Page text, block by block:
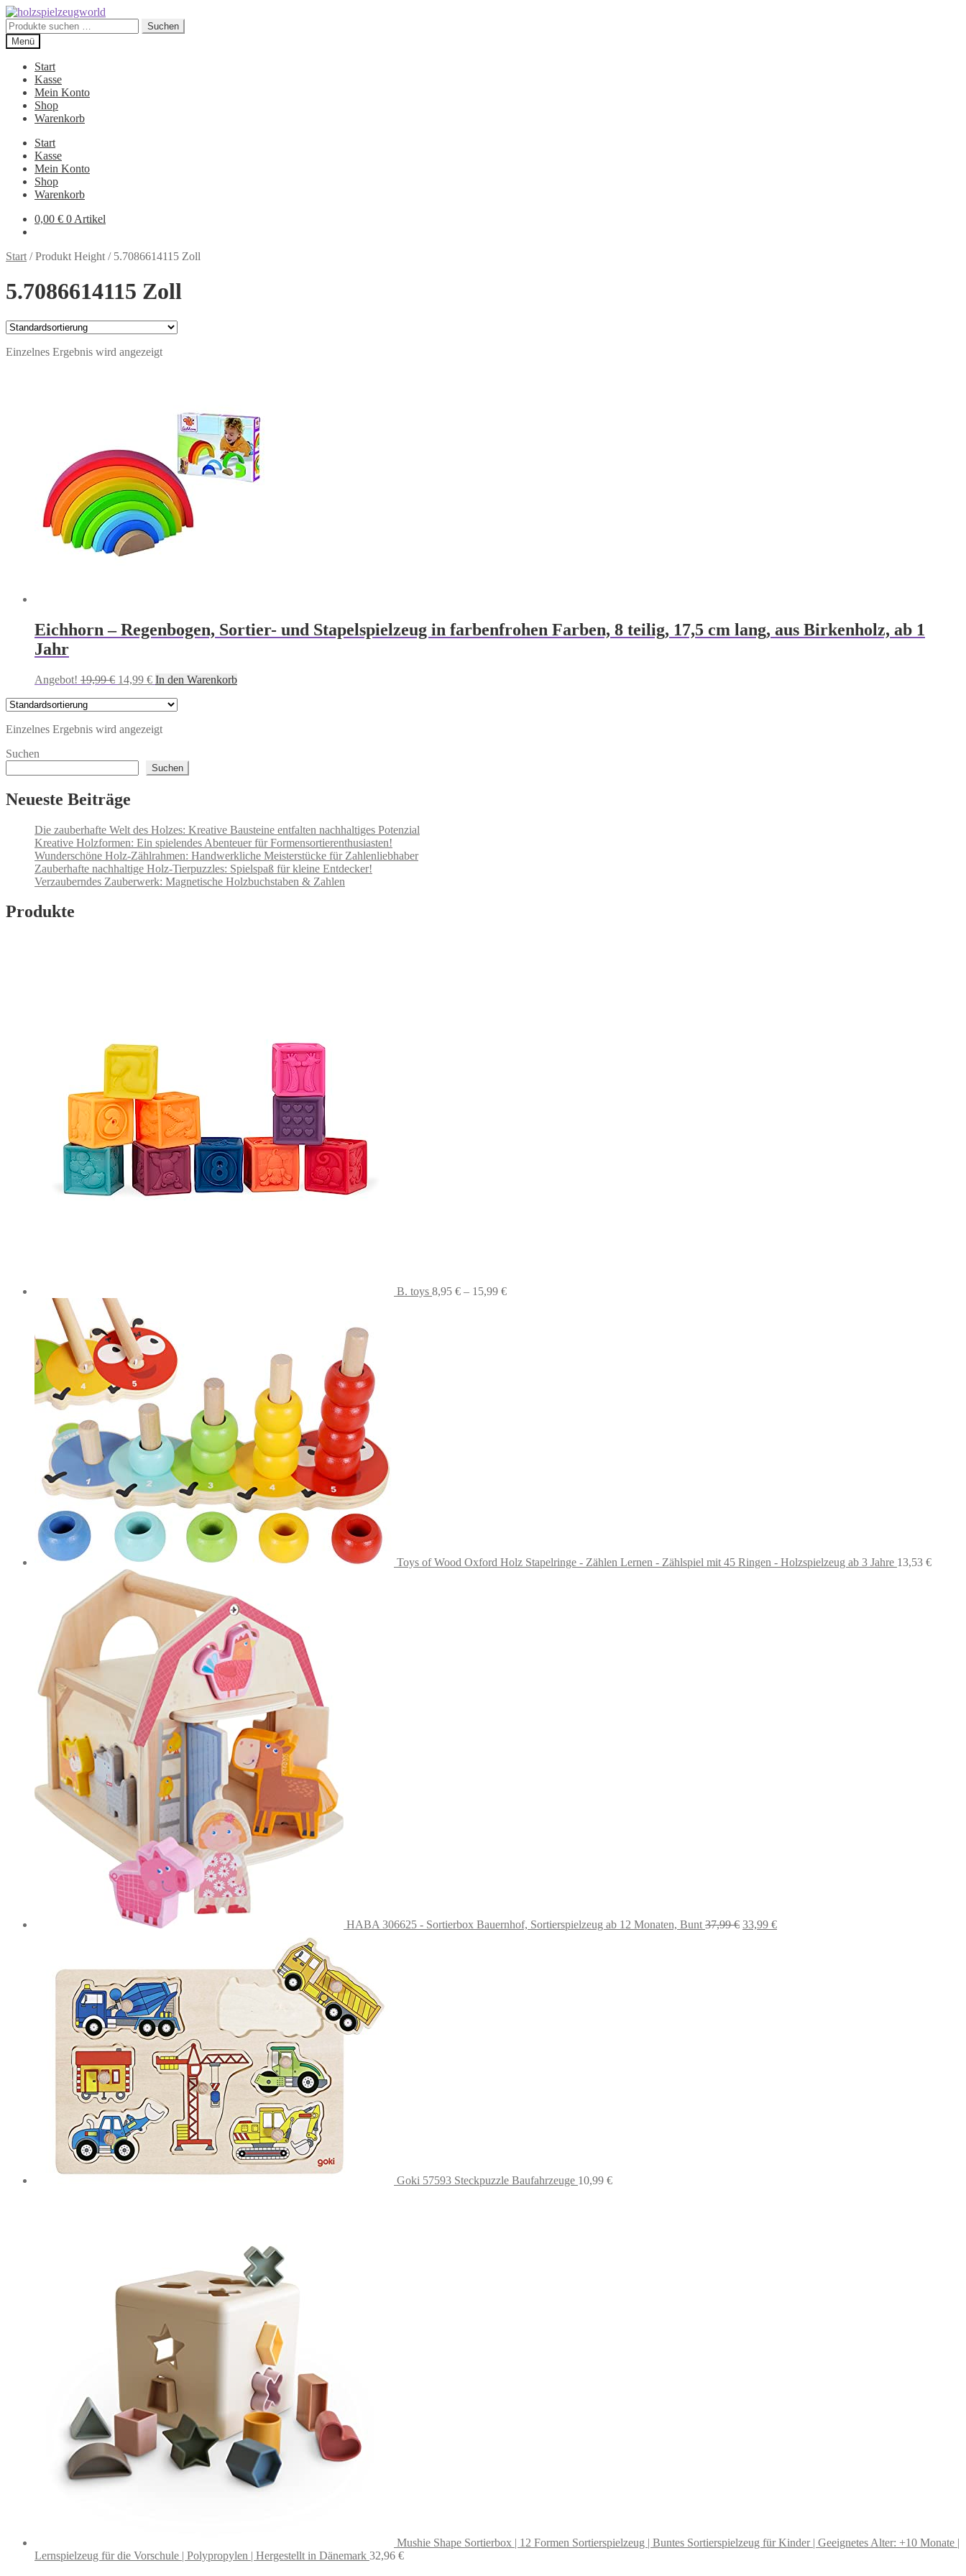
Zur
Navigation
springen
Zum
Inhalt
springen
Suchen
nach:
Suchen
Menü
Start
Kasse
Mein Konto
Shop
Warenkorb
Start
Kasse
Mein Konto
Shop
Warenkorb
0,00 € 0 Artikel
Start /Produkt Height / 5.7086614115 Zoll
5.7086614115 Zoll
Einzelnes Ergebnis wird angezeigt
Eichhorn – Regenbogen, Sortier- und Stapelspielzeug in farbenfrohen Farben, 8 teilig, 17,5 cm lang, aus Birkenholz, ab 1
Jahr
Angebot! 19,99€ Ursprünglicher
14,99 €Aktueller
In den Warenkorb
Einzelnes Ergebnis wird angezeigt
Suchen
Suchen
Neueste Beiträge
Die zauberhafte Welt des Holzes: Kreative Bausteine entfalten nachhaltiges Potenzial
Kreative Holzformen: Ein spielendes Abenteuer für Formensortierenthusiasten!
Wunderschöne Holz-Zählrahmen: Handwerkliche Meisterstücke für Zahlenliebhaber
Zauberhafte nachhaltige Holz-Tierpuzzles: Spielspaß für kleine Entdecker!
Verzauberndes Zauberwerk: Magnetische Holzbuchstaben & Zahlen
Produkte
B. toys 8,95 € – 15,99 €
Toys of Wood Oxford Holz Stapelringe - Zählen Lernen - Zählspiel mit 45 Ringen - Holzspielzeug ab 3 Jahre 13,53 €
HABA 306625 - Sortierbox Bauernhof, Sortierspielzeug ab 12 Monaten, Bunt 37,99€ 33,99 €
Goki 57593 Steckpuzzle Baufahrzeuge 10,99 €
Mushie Shape Sortierbox | 12 Formen Sortierspielzeug | Buntes Sortierspielzeug für Kinder | Geeignetes Alter: +10 Monate |
Lernspielzeug für die Vorschule | Polypropylen | Hergestellt in Dänemark 32,96 €